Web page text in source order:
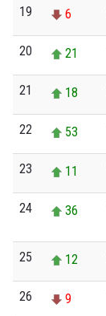
19 6
20 21
21 18
22 53
23 11
24 36
25 12
26 9